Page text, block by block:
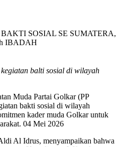
SOSIAL SE SUMATERA,
IBADAH
balti sosial di wilayah
Muda Partai Golkar (PP
bakti sosial di wilayah
kader muda Golkar untuk
04 Mei 2026
Al Idrus, menyampaikan bahwa